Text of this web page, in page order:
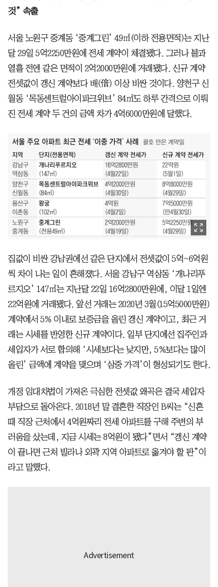
것” 속출
서울 노원구 중계동 ‘중계그린’ 49㎡(이하 전용면적)는 지난
달 29일 5억2250만원에 전세 계약이 체결됐다. 그러나 불과
열흘 전엔 같은 면적이 2억2000만원에 거래됐다. 신규 계약
전셋값이 갱신 계약보다 배(倍) 이상 비싼 것이다. 양천구 신
월동 ‘목동센트럴아이파크위브’ 84㎡도 하루 간격으로 이뤄
진 전세 계약 두 건의 금액 차가 4억6000만원에 달했다.
집값이 비싼 강남권에선 같은 단지에서 전셋값이 5억~6억원
씩 차이 나는 일이 흔해졌다. 서울 강남구 역삼동 ‘개나리푸
르지오’ 147㎡는 지난달 22일 16억2800만원에, 이달 1일엔
22억원에 거래됐다. 앞선 거래는 2020년 3월(15억5000만원)
계약에서 5% 이내로 보증금을 올린 갱신 계약이고, 최근 거
래는 시세를 반영한 신규 계약이다. 일부 단지에선 집주인과
세입자가 서로 합의해 ‘시세보다는 낮지만, 5%보다는 많이
올린’ 금액에 계약을 맺으며 ‘삼중 가격’이 형성되기도 한다.
개정 임대차법이 가져온 극심한 전셋값 왜곡은 결국 세입자
부담으로 돌아온다. 2018년 말 결혼한 직장인 B씨는 “신혼
때 직장 근처에서 4억원짜리 전세 아파트를 구해 주변의 부
러움을 샀는데, 지금 시세는 8억원이 됐다”면서 “갱신 계약
이 끝나면 근처 빌라나 외곽 지역 아파트로 옮겨야 할 판”이
라고 말했다.